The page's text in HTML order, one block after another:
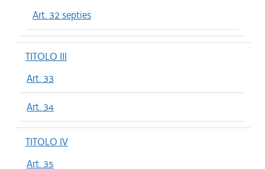
Art. 32 septies
TITOLO III
Art. 33
Art. 34
TITOLO IV
Art. 35